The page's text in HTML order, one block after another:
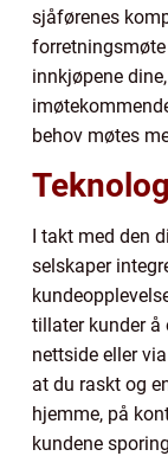
sjåførenes
innkjøpene
behov møtes
I takt med den
selskaper
tillater kunder å
nettside eller
at du raskt og
hjemme, på
kundene